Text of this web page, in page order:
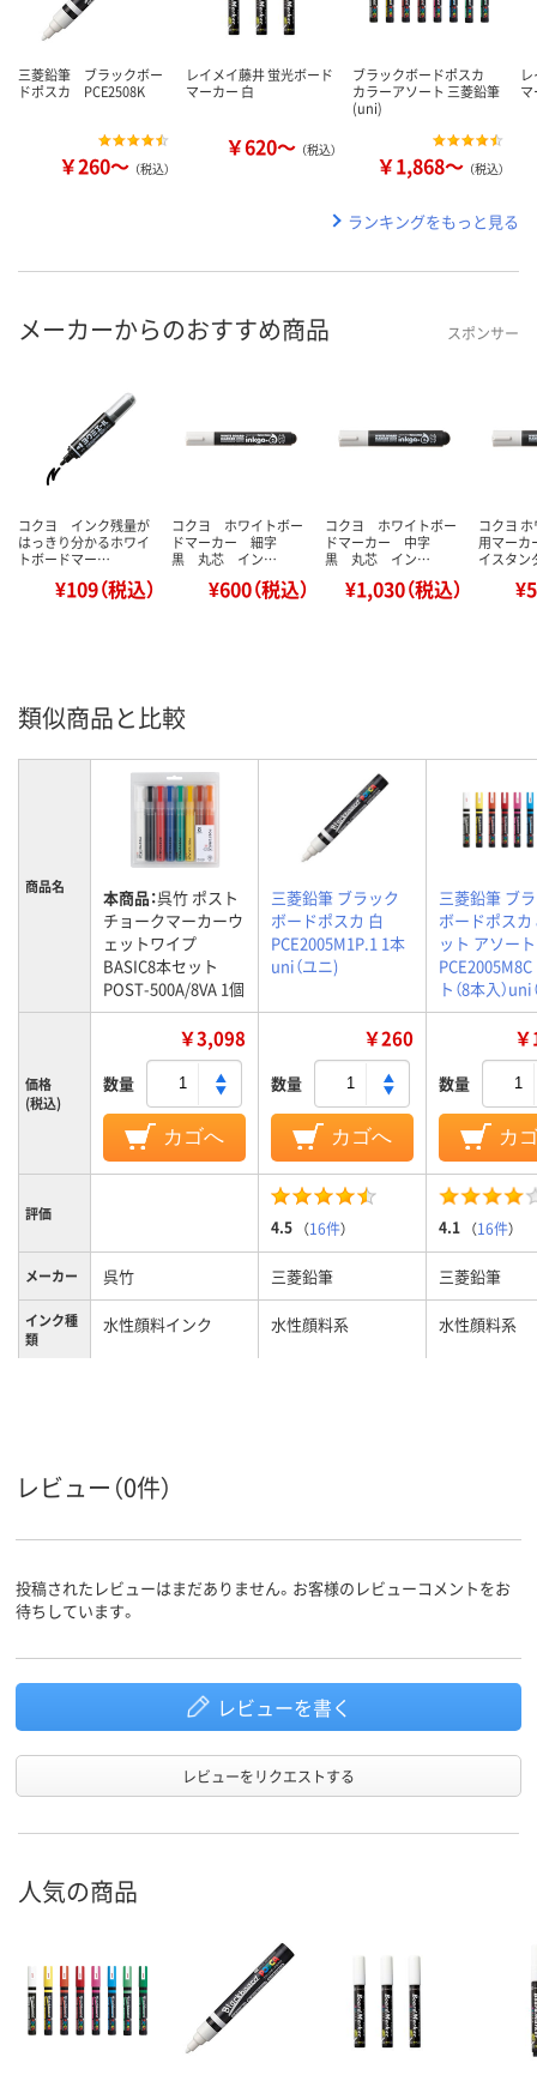
三菱鉛筆 ブラックボー
ドポスカ PCE2508K
￥260～ （税込）
レイメイ藤井 蛍光ボード
マーカー 白
￥620～ （税込）
ブラックボードポスカ
カラーアソート 三菱鉛筆
(uni)
￥1,868～ （税込）
ランキングをもっと見る
メーカーからのおすすめ商品 スポンサー
コクヨ インク残量が
はっきり分かるホワイ
トボードマー…
¥109（税込）
コクヨ ホワイトボー
ドマーカー 細字
黒 丸芯 イン…
¥600（税込）
コクヨ ホワイトボー
ドマーカー 中字
黒 丸芯 イン…
¥1,030（税込）
コクヨ
用マーカ
イスタ
類似商品と比較
商品名 本商品：呉竹 ポスト
チョークマーカーウ
ェットワイプ
BASIC8本セット
POST-500A/8VA 1個
三菱鉛筆 ブラック
ボードポスカ 白
PCE2005M1P.1 1本
uni（ユニ)
三菱鉛筆 ブ
ボードポスカ
ット アソート
ト（8本入）uni
価格
(税込)
￥3,098
数量
カゴへ
￥260
数量
カゴへ
数量
カ
評価
4.5 （16件） 4.1 （16件）
メーカー 呉竹 三菱鉛筆 三菱鉛筆
インク種
類
水性顔料インク 水性顔料系 水性顔料系
線の太さ 中字
レビュー（0件）
投稿されたレビューはまだありません。お客様のレビューコメントをお
待ちしています。
レビューを書く
レビューをリクエストする
人気の商品